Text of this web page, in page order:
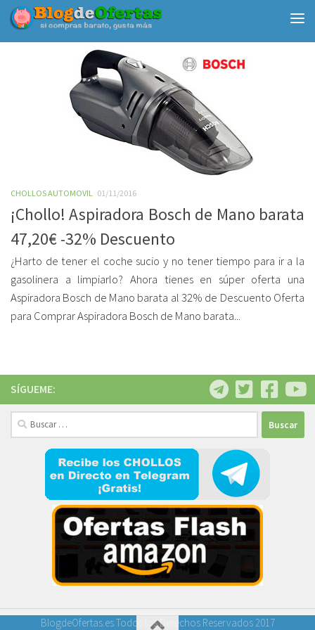
Debajo del contenido
CHOLLOS AUTOMOVIL 01/11/2016
¡Chollo! Aspiradora Bosch de Mano barata
47,20€ -32% Descuento
¿Harto de tener el coche sucio y no tener tiempo para ir a la
gasolinera a limpiarlo? Ahora tienes en súper oferta una
Aspiradora Bosch de Mano barata al 32% de Descuento Oferta
para Comprar Aspiradora Bosch de Mano barata...
SÍGUEME:
Buscar:
BlogdeOfertas.es Todos los Derechos Reservados 2017